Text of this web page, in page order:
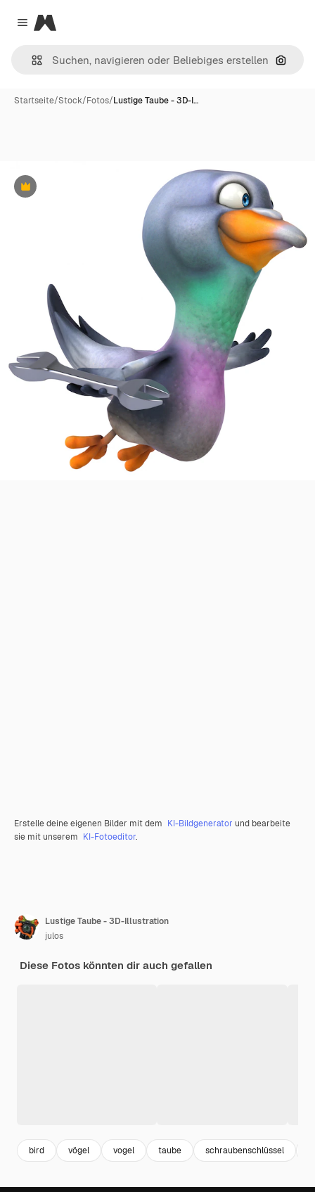
Close menu
Magnific
Nach
Startseite/Stock/Fotos/Lustige Taube - 3D-I…
Premium
Erstelle deine eigenen Bilder mit dem KI-Bildgenerator und bearbeite
sie mit unserem KI-Fotoeditor.
Lustige Taube - 3D-Illustration
julos
Diese Fotos könnten dir auch gefallen
bird vögel vogel taube schraubenschlüssel